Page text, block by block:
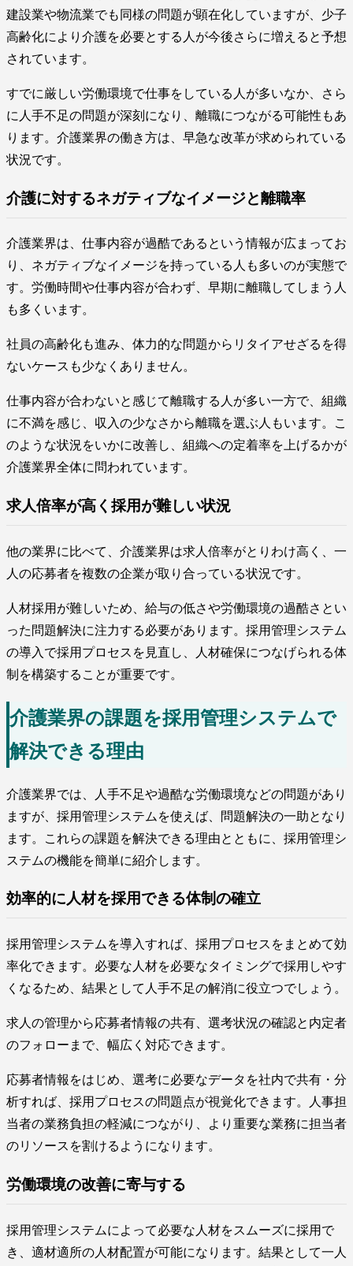
建設業や物流業でも同様の問題が顕在化していますが、少子
高齢化により介護を必要とする人が今後さらに増えると予想
されています。
すでに厳しい労働環境で仕事をしている人が多いなか、さら
に人手不足の問題が深刻になり、離職につながる可能性もあ
ります。介護業界の働き方は、早急な改革が求められている
状況です。
介護に対するネガティブなイメージと離職率
介護業界は、仕事内容が過酷であるという情報が広まってお
り、ネガティブなイメージを持っている人も多いのが実態で
す。労働時間や仕事内容が合わず、早期に離職してしまう人
も多くいます。
社員の高齢化も進み、体力的な問題からリタイアせざるを得
ないケースも少なくありません。
仕事内容が合わないと感じて離職する人が多い一方で、組織
に不満を感じ、収入の少なさから離職を選ぶ人もいます。こ
のような状況をいかに改善し、組織への定着率を上げるかが
介護業界全体に問われています。
求人倍率が高く採用が難しい状況
他の業界に比べて、介護業界は求人倍率がとりわけ高く、一
人の応募者を複数の企業が取り合っている状況です。
人材採用が難しいため、給与の低さや労働環境の過酷さとい
った問題解決に注力する必要があります。採用管理システム
の導入で採用プロセスを見直し、人材確保につなげられる体
制を構築することが重要です。
介護業界の課題を採用管理システムで
解決できる理由
介護業界では、人手不足や過酷な労働環境などの問題があり
ますが、採用管理システムを使えば、問題解決の一助となり
ます。これらの課題を解決できる理由とともに、採用管理シ
ステムの機能を簡単に紹介します。
効率的に人材を採用できる体制の確立
採用管理システムを導入すれば、採用プロセスをまとめて効
率化できます。必要な人材を必要なタイミングで採用しやす
くなるため、結果として人手不足の解消に役立つでしょう。
求人の管理から応募者情報の共有、選考状況の確認と内定者
のフォローまで、幅広く対応できます。
応募者情報をはじめ、選考に必要なデータを社内で共有・分
析すれば、採用プロセスの問題点が視覚化できます。人事担
当者の業務負担の軽減につながり、より重要な業務に担当者
のリソースを割けるようになります。
労働環境の改善に寄与する
採用管理システムによって必要な人材をスムーズに採用で
き、適材適所の人材配置が可能になります。結果として一人